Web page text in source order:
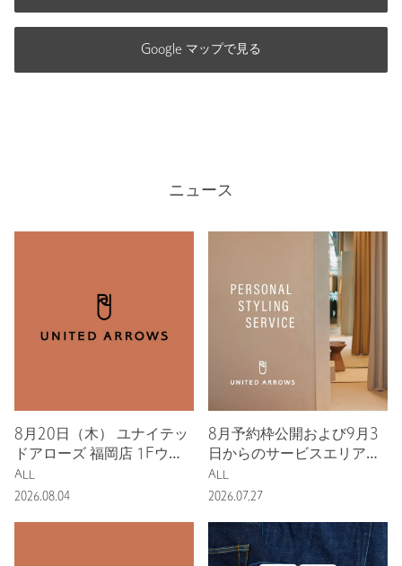
Google マップで見る
ニュース
8月20日（木） ユナイテッ
ドアローズ 福岡店 1Fウィ
メンズフロア リニューアル
オープン
ALL
2026.08.04
8月予約枠公開および9月3
日からのサービスエリア・
対象ブランド拡張のお知ら
せ
ALL
2026.07.27